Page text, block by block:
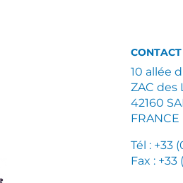
CONTACT
10 allée
ZAC des
42160
FRANCE
Tél : +33
Fax :